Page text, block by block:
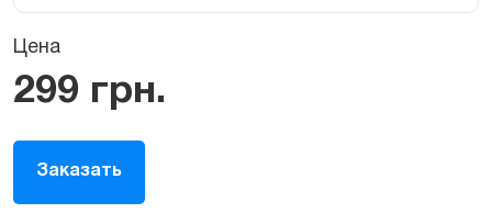
Цена
299 грн.
Заказать